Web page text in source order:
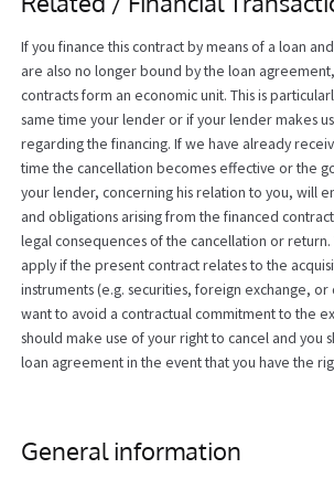
If you finance this contract by means of a loan
are also no longer bound by the loan
contracts form an economic unit. This is
same time your lender or if your lender makes
regarding the financing. If we have already
time the cancellation becomes effective or the
your lender, concerning his relation to you, will
and obligations arising from the financed
legal consequences of the cancellation or
apply if the present contract relates to the
instruments (e.g. securities, foreign exchange, or
want to avoid a contractual commitment to the
should make use of your right to cancel and you
loan agreement in the event that you have the
General information